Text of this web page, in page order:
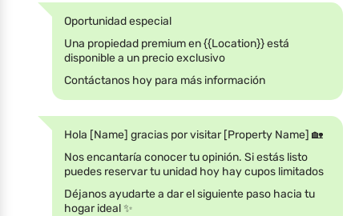
Oportunidad especial
Una propiedad premium en {{Location}} está
disponible a un precio exclusivo
Contáctanos hoy para más información
Hola [Name] gracias por visitar [Property Name] 🏡
Nos encantaría conocer tu opinión. Si estás listo
puedes reservar tu unidad hoy hay cupos limitados
Déjanos ayudarte a dar el siguiente paso hacia tu
hogar ideal ✨